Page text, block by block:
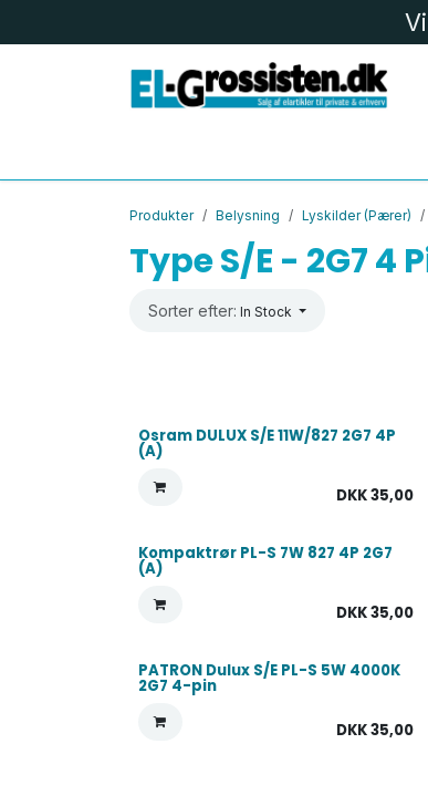
Produkter Belysning Lyskilder (Pærer)
Type S/E - 2G7 4
Sorter efter: In Stock
Osram DULUX S/E 11W/827 2G7 4P
(A)
DKK35,00
Kompaktrør PL-S 7W 827 4P 2G7
(A)
DKK35,00
PATRON Dulux S/E PL-S 5W 4000K
2G7 4-pin
DKK35,00